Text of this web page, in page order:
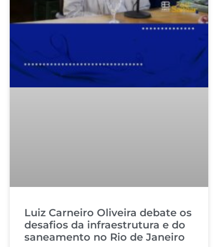
Luiz Carneiro Oliveira debate os
desafios da infraestrutura e do
saneamento no Rio de Janeiro